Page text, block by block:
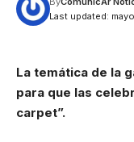
Last updated: mayo
La temática de la
para que las
carpet”.